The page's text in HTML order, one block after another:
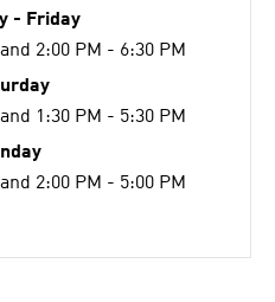
- Friday
2:00 PM - 6:30 PM
1:30 PM - 5:30 PM
2:00 PM - 5:00 PM